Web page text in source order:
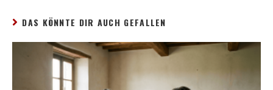
DAS KÖNNTE DIR AUCH GEFALLEN